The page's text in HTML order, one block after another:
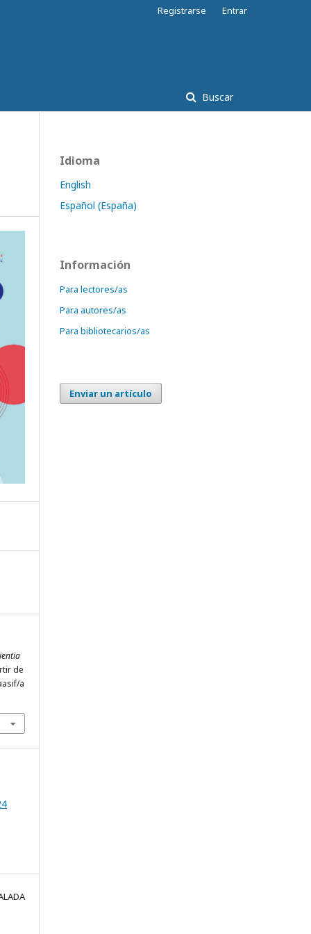
Buscar
Registrarse Entrar
de
a
Idioma
English
Español (España)
Información
Para lectores/as
Para autores/as
Para bibliotecarios/as
Enviar un artículo